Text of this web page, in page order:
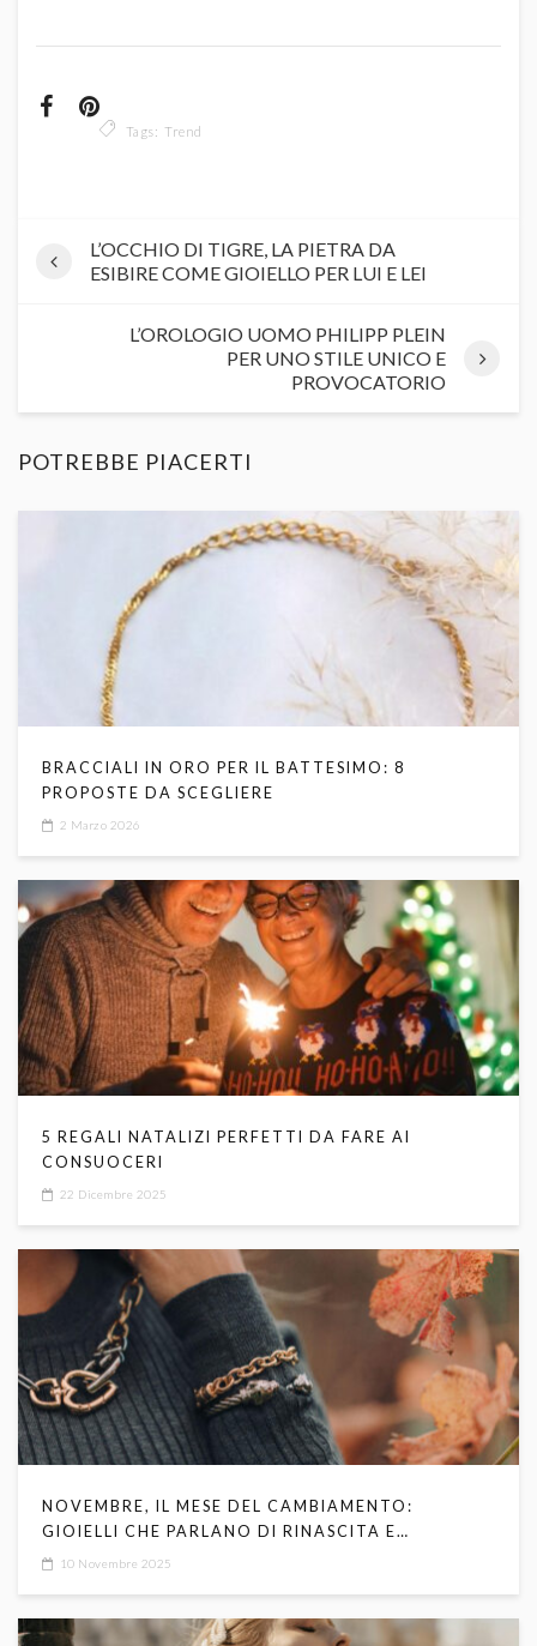
Tags: Trend
L’OCCHIO DI TIGRE, LA PIETRA DA
ESIBIRE COME GIOIELLO PER LUI E LEI
L’OROLOGIO UOMO PHILIPP PLEIN
PER UNO STILE UNICO E
PROVOCATORIO
POTREBBE PIACERTI
BRACCIALI IN ORO PER IL BATTESIMO: 8
PROPOSTE DA SCEGLIERE
2 Marzo 2026
5 REGALI NATALIZI PERFETTI DA FARE AI
CONSUOCERI
22 Dicembre 2025
NOVEMBRE, IL MESE DEL CAMBIAMENTO:
GIOIELLI CHE PARLANO DI RINASCITA E
TRASFORMAZIONE
10 Novembre 2025